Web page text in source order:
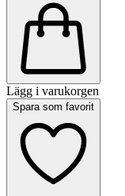
Lägg i varukorgen
Spara som favorit